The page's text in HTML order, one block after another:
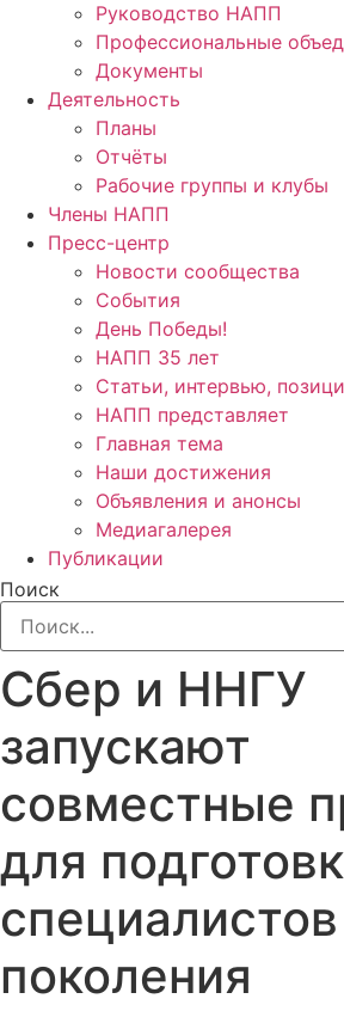
Руководство НАПП
Профессиональные
Документы
Деятельность
Планы
Отчёты
Рабочие группы и клубы
Члены НАПП
Пресс-центр
Новости сообщества
События
День Победы!
НАПП 35 лет
Статьи, интервью,
НАПП представляет
Главная тема
Наши достижения
Объявления и анонсы
Медиагалерея
Публикации
Поиск
Сбер и ННГУ
запускают
совместные
для
поколения